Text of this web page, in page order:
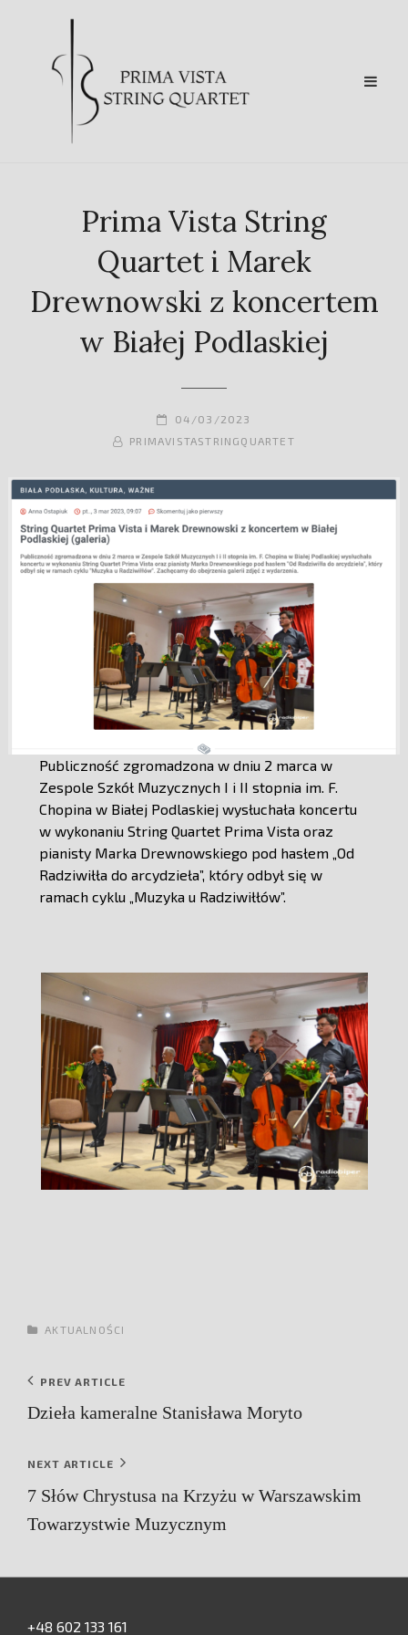
Prima Vista String
Quartet i Marek
Drewnowski z koncertem
w Białej Podlaskiej
POSTED-
ON
04/03/2023
BY
BYLINE
PRIMAVISTASTRINGQUARTET
Publiczność zgromadzona w dniu 2 marca w
Zespole Szkół Muzycznych I i II stopnia im. F.
Chopina w Białej Podlaskiej wysłuchała koncertu
w wykonaniu String Quartet Prima Vista oraz
pianisty Marka Drewnowskiego pod hasłem „Od
Radziwiłła do arcydzieła”, który odbył się w
ramach cyklu „Muzyka u Radziwiłłów”.
CATEGORIES
AKTUALNOŚCI
Nawigacja
wpisu
Previous
Post
PREV ARTICLE
Dzieła kameralne Stanisława Moryto
Next
Post
NEXT ARTICLE
7 Słów Chrystusa na Krzyżu w Warszawskim
Towarzystwie Muzycznym
+48 602 133 161